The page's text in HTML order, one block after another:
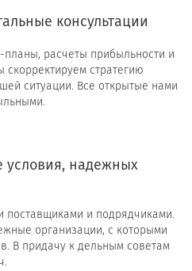
консультации
расчеты прибыльности и
стратегию
ситуации. Все открытые нами
надежных
и подрядчиками.
организации, с которыми
В придачу к дельным советам